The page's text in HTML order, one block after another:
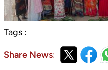
Tags :
Share News: